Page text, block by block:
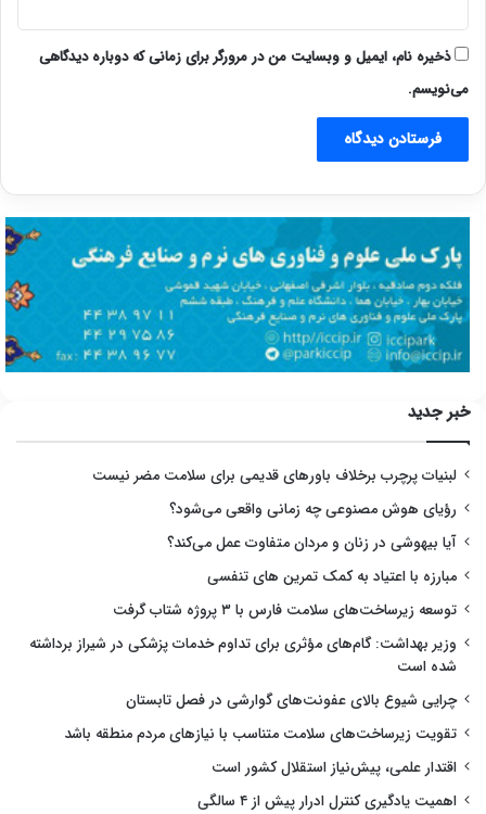
ذخیره نام، ایمیل و وبسایت من در مرورگر برای زمانی که دوباره دیدگاهی
می‌نویسم.
خبر جدید
لبنیات پرچرب برخلاف باورهای قدیمی برای سلامت مضر نیست
رؤیای هوش مصنوعی چه زمانی واقعی می‌شود؟
آیا بیهوشی در زنان و مردان متفاوت عمل می‌کند؟
مبارزه با اعتیاد به کمک تمرین های تنفسی
توسعه زیرساخت‌های سلامت فارس با ۳ پروژه شتاب گرفت
وزیر بهداشت: گام‌های مؤثری برای تداوم خدمات پزشکی در شیراز برداشته
شده است
چرایی شیوع بالای عفونت‌های گوارشی در فصل تابستان
تقویت زیرساخت‌های سلامت متناسب با نیازهای مردم منطقه باشد
اقتدار علمی، پیش‌نیاز استقلال کشور است
اهمیت یادگیری کنترل ادرار پیش از ۴ سالگی